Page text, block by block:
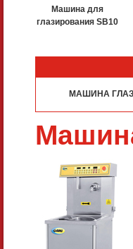
Машина для
глазирования SB10
МАШИНА